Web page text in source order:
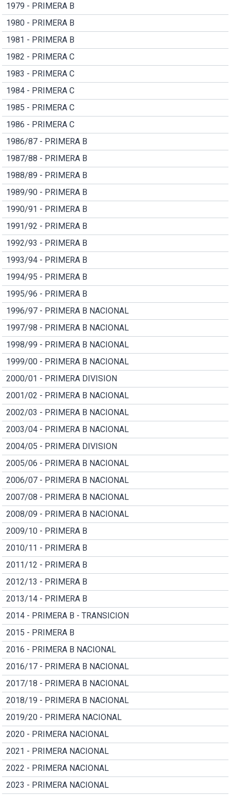
1979 - PRIMERA B
1980 - PRIMERA B
1981 - PRIMERA B
1982 - PRIMERA C
1983 - PRIMERA C
1984 - PRIMERA C
1985 - PRIMERA C
1986 - PRIMERA C
1986/87 - PRIMERA B
1987/88 - PRIMERA B
1988/89 - PRIMERA B
1989/90 - PRIMERA B
1990/91 - PRIMERA B
1991/92 - PRIMERA B
1992/93 - PRIMERA B
1993/94 - PRIMERA B
1994/95 - PRIMERA B
1995/96 - PRIMERA B
1996/97 - PRIMERA B NACIONAL
1997/98 - PRIMERA B NACIONAL
1998/99 - PRIMERA B NACIONAL
1999/00 - PRIMERA B NACIONAL
2000/01 - PRIMERA DIVISION
2001/02 - PRIMERA B NACIONAL
2002/03 - PRIMERA B NACIONAL
2003/04 - PRIMERA B NACIONAL
2004/05 - PRIMERA DIVISION
2005/06 - PRIMERA B NACIONAL
2006/07 - PRIMERA B NACIONAL
2007/08 - PRIMERA B NACIONAL
2008/09 - PRIMERA B NACIONAL
2009/10 - PRIMERA B
2010/11 - PRIMERA B
2011/12 - PRIMERA B
2012/13 - PRIMERA B
2013/14 - PRIMERA B
2014 - PRIMERA B - TRANSICION
2015 - PRIMERA B
2016 - PRIMERA B NACIONAL
2016/17 - PRIMERA B NACIONAL
2017/18 - PRIMERA B NACIONAL
2018/19 - PRIMERA B NACIONAL
2019/20 - PRIMERA NACIONAL
2020 - PRIMERA NACIONAL
2021 - PRIMERA NACIONAL
2022 - PRIMERA NACIONAL
2023 - PRIMERA NACIONAL